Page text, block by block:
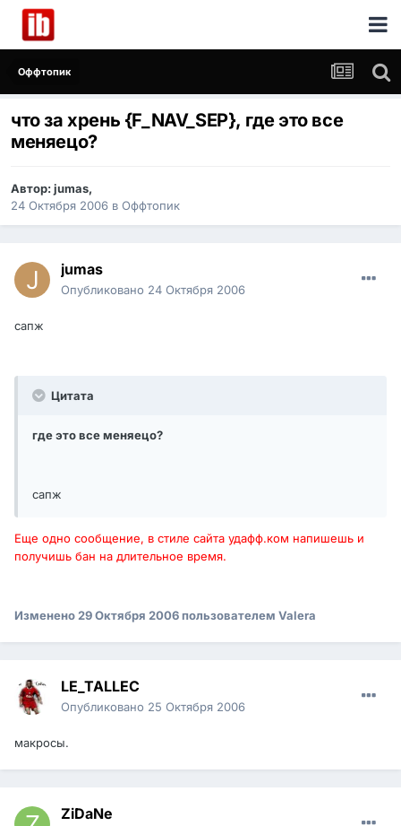
Оффтопик
что за хрень {F_NAV_SEP}, где это все
меняецо?
Автор:jumas,
24 Октября 2006 в Оффтопик
jumas
Опубликовано 24 Октября 2006
сапж
Цитата
где это все меняецо?
сапж
Еще одно сообщение, в стиле сайта удафф.ком напишешь и
получишь бан на длительное время.
Изменено29 Октября 2006пользователем Valera
LE_TALLEC
Опубликовано 25 Октября 2006
макросы.
ZiDaNe